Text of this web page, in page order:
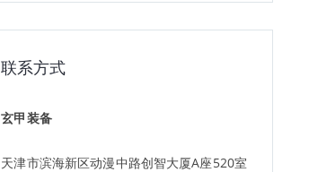
联系方式
玄甲装备
天津市滨海新区动漫中路创智大厦A座520室